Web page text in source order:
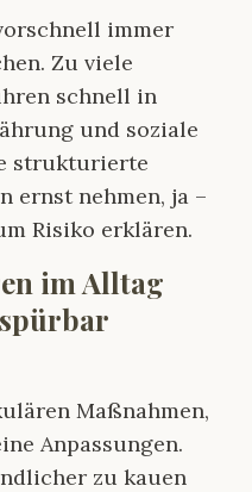
immer
Zu viele
schnell in
und soziale
strukturierte
ernst nehmen, ja –
Risiko erklären.
im Alltag
Maßnahmen,
Anpassungen.
zu kauen